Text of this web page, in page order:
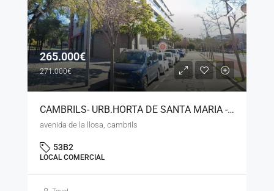
265.000€
271.000€
CAMBRILS- URB.HORTA DE SANTA MARIA -LOCAL COMERCIAL ESQUINERO – LS- 200626
avenida de la llosa, cambrils
53B2
LOCAL COMERCIAL